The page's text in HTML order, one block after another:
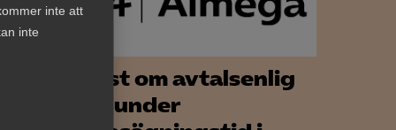
inte att
inte
Tvist om avtalsenlig
lön under